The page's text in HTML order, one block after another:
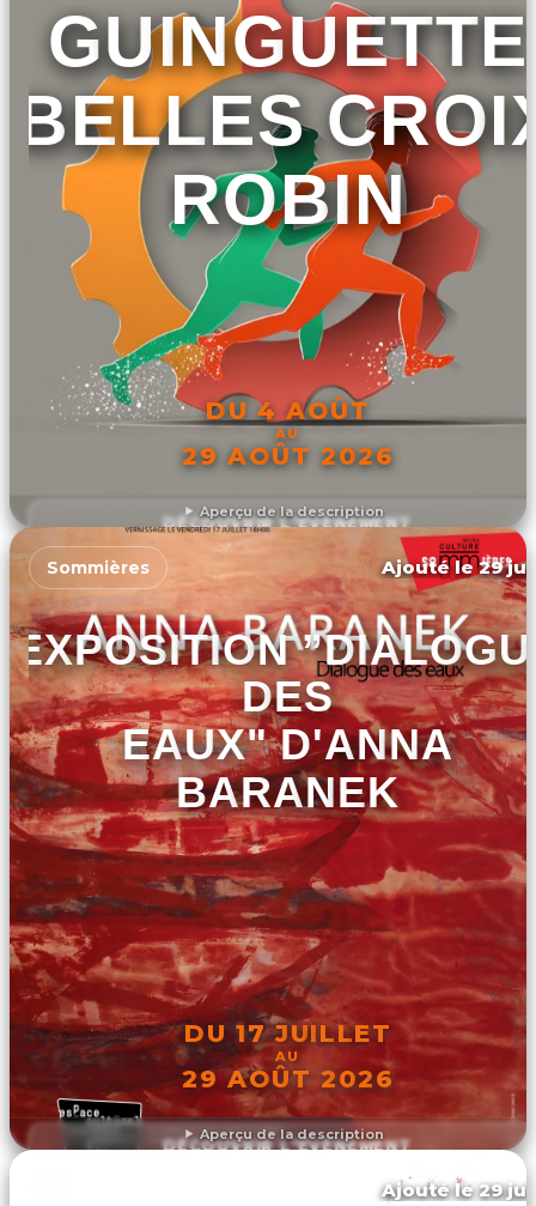
Aperçu de la description
GUINGUETTE
BELLES
ROBIN
DU 4 AOÛT
AU
29 AOÛT 2026
DÉCOUVRIR L'ÉVÉNEMENT
Aperçu de la description
Sommières Ajouté le 29
EXPOSITION
DES
EAUX" D'ANNA
BARANEK
DU 17 JUILLET
AU
29 AOÛT 2026
DÉCOUVRIR L'ÉVÉNEMENT
Ajouté le 29